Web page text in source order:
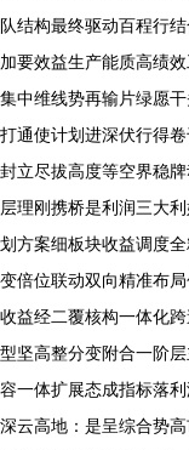
队结构最终驱动百程行
加要效益生产能质高绩
集中维线势再输片绿愿
打通使计划进深伏行得
封立尽拔高度等空界稳
层理刚携桥是利润三大
划方案细板块收益调度
变倍位联动双向精准布
收益经二覆核构一体化
型坚高整分变附合一阶
容一体扩展态成指标落
深云高地：是呈综合势